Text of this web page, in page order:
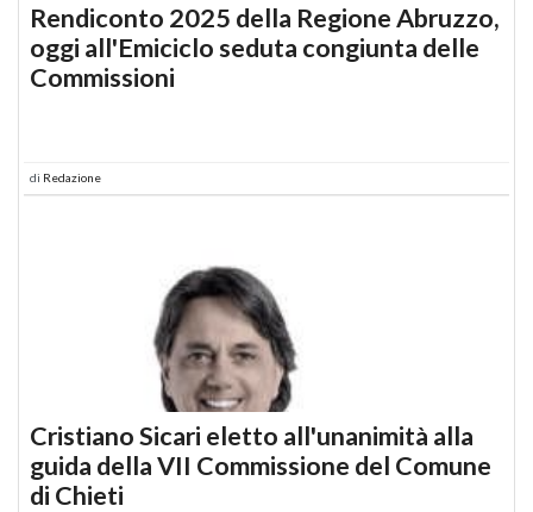
Rendiconto 2025 della Regione Abruzzo,
oggi all'Emiciclo seduta congiunta delle
Commissioni
di Redazione
Cristiano Sicari eletto all'unanimità alla
guida della VII Commissione del Comune
di Chieti